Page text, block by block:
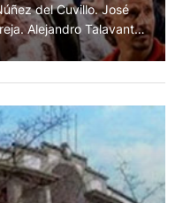
del Cuvillo. José
Alejandro Talavante,
y palmas.